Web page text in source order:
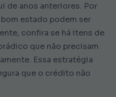
de anos anteriores. Por
estado podem ser
confira se há itens de
que não precisam
Essa estratégia
que o crédito não